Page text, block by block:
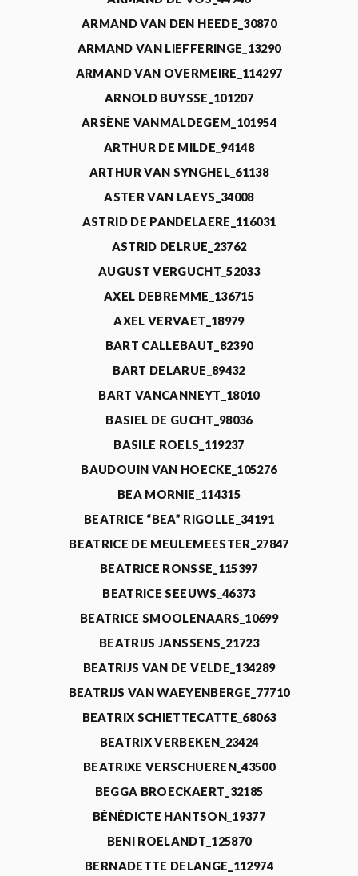
ARMAND VAN DEN HEEDE_30870
ARMAND VAN LIEFFERINGE_13290
ARMAND VAN OVERMEIRE_114297
ARNOLD BUYSSE_101207
ARSÈNE VANMALDEGEM_101954
ARTHUR DE MILDE_94148
ARTHUR VAN SYNGHEL_61138
ASTER VAN LAEYS_34008
ASTRID DE PANDELAERE_116031
ASTRID DELRUE_23762
AUGUST VERGUCHT_52033
AXEL DEBREMME_136715
AXEL VERVAET_18979
BART CALLEBAUT_82390
BART DELARUE_89432
BART VANCANNEYT_18010
BASIEL DE GUCHT_98036
BASILE ROELS_119237
BAUDOUIN VAN HOECKE_105276
BEA MORNIE_114315
BEATRICE “BEA” RIGOLLE_34191
BEATRICE DE MEULEMEESTER_27847
BEATRICE RONSSE_115397
BEATRICE SEEUWS_46373
BEATRICE SMOOLENAARS_10699
BEATRIJS JANSSENS_21723
BEATRIJS VAN DE VELDE_134289
BEATRIJS VAN WAEYENBERGE_77710
BEATRIX SCHIETTECATTE_68063
BEATRIX VERBEKEN_23424
BEATRIXE VERSCHUEREN_43500
BEGGA BROECKAERT_32185
BÉNÉDICTE HANTSON_19377
BENI ROELANDT_125870
BERNADETTE DELANGE_112974